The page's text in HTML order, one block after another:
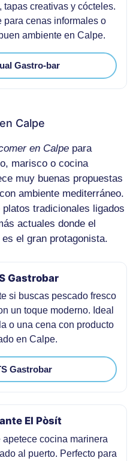
creativas y cócteles.
para cenas informales o
ambiente en Calpe.
Gastro-bar
Calpe
en Calpe para
marisco o cocina
muy buenas propuestas
ambiente mediterráneo.
tradicionales ligados
actuales donde el
el gran protagonista.
Gastrobar
si buscas pescado fresco
un toque moderno. Ideal
o una cena con producto
en Calpe.
Gastrobar
El Pòsít
cocina marinera
al puerto. Perfecto para